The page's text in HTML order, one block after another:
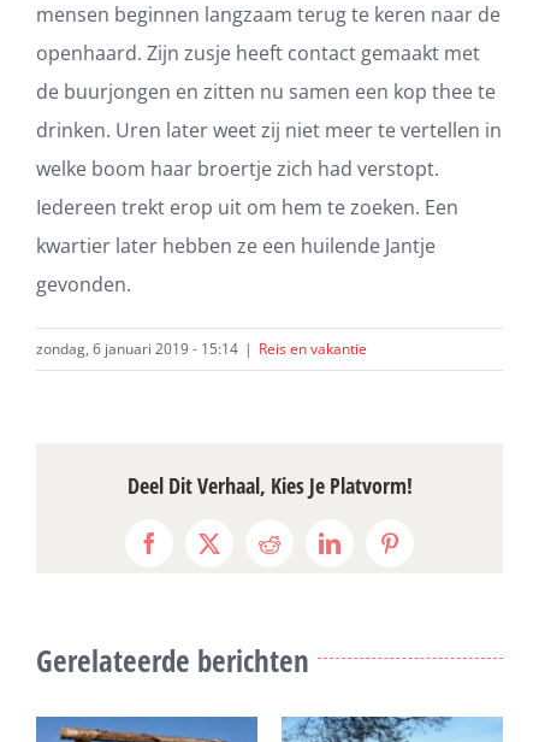
mensen beginnen langzaam terug te keren naar de
openhaard. Zijn zusje heeft contact gemaakt met
de buurjongen en zitten nu samen een kop thee te
drinken. Uren later weet zij niet meer te vertellen in
welke boom haar broertje zich had verstopt.
Iedereen trekt erop uit om hem te zoeken. Een
kwartier later hebben ze een huilende Jantje
gevonden.
zondag, 6 januari 2019 - 15:14 | Reis en vakantie
Deel Dit Verhaal, Kies Je Platvorm!
Facebook
X RedditLinkedInPinterest
Gerelateerde berichten